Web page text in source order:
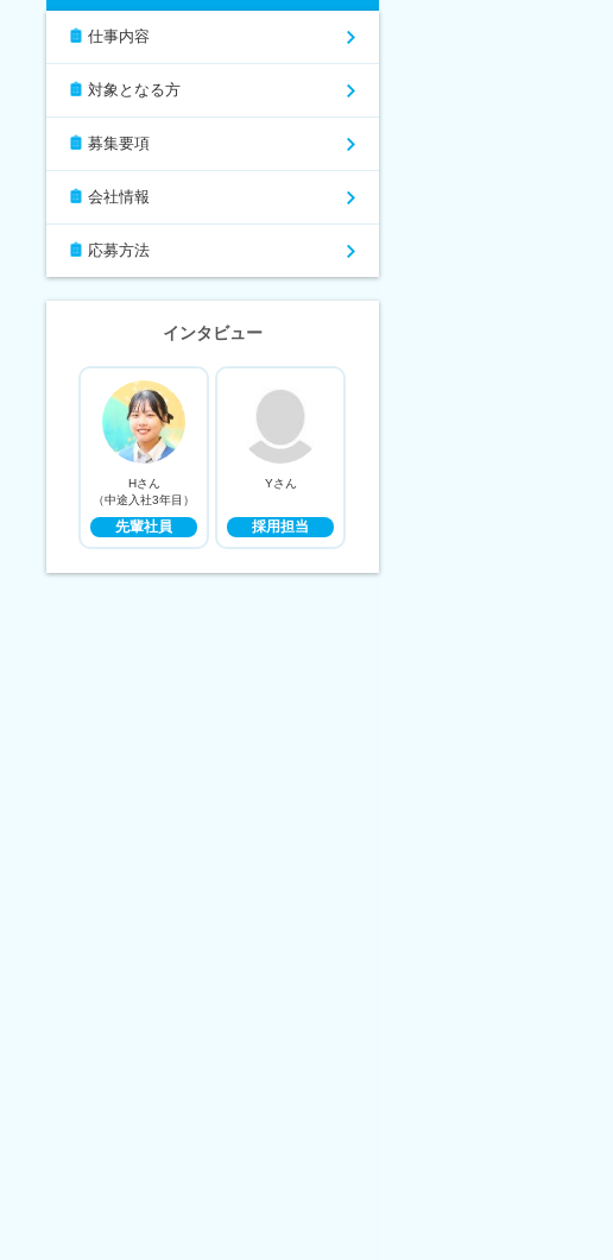
仕事内容
対象となる方
募集要項
会社情報
応募方法
インタビュー
Hさん
（中途入社3年目）
先輩社員
Yさん
採用担当